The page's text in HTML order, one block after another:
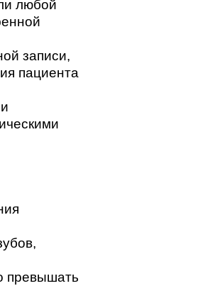
любой
записи,
пациента
превышать